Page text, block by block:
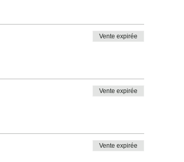
Vente expirée
Vente expirée
Vente expirée